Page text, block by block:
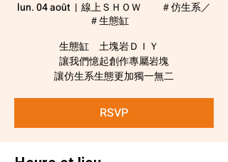
lun. 04 août
  |
線上ＳＨＯＷ ＃仿生系／
＃生態缸
生態缸 土塊岩ＤＩＹ
讓我們憶起創作專屬岩塊
讓仿生系生態更加獨一無二
RSVP